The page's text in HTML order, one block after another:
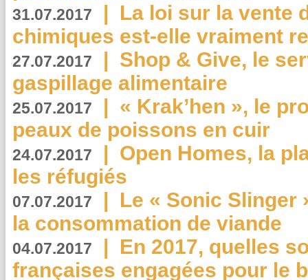
31.07.2017 | La loi sur la vente
chimiques est-elle vraiment
27.07.2017 | Shop & Give, le
gaspillage alimentaire
25.07.2017 | « Krak’hen », le
peaux de poissons en cuir
24.07.2017 | Open Homes, la
les réfugiés
07.07.2017 | Le « Sonic Slinger
la consommation de viande
04.07.2017 | En 2017, quelles
françaises engagées pour le